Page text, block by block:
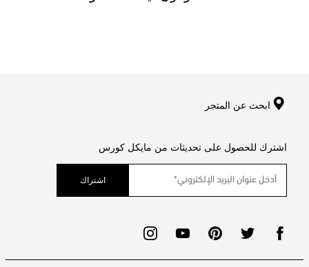
ابحث عن المتجر
اشترك للحصول على تحديثات من مايكل كورس
اشتراك